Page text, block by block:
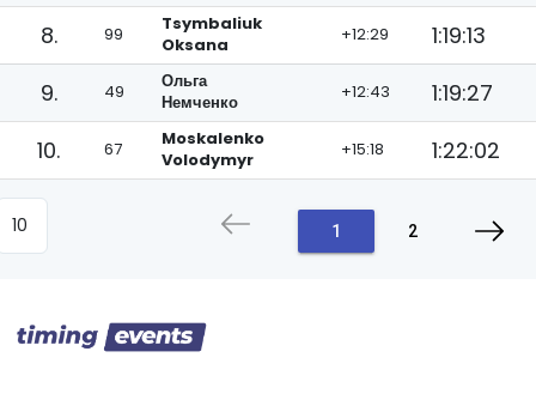
8.
99
Tsymbaliuk
Oksana
+12:29
1:19:13
9.
49
Ольга
Немченко
+12:43
1:19:27
10.
67
Moskalenko
Volodymyr
+15:18 1:22:02
1 2